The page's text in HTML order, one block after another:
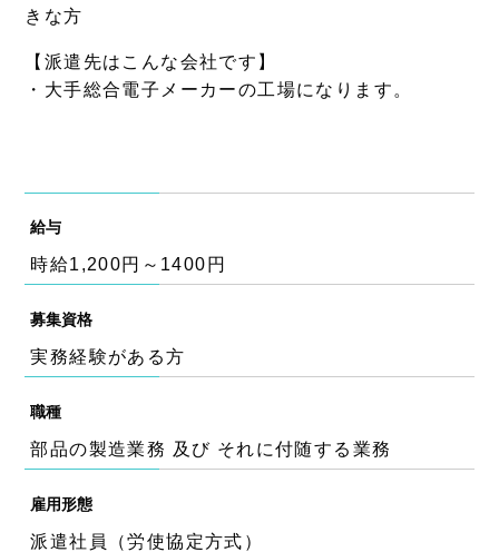
きな方
【派遣先はこんな会社です】
・大手総合電子メーカーの工場になります。
給与
時給1,200円～1400円
募集資格
実務経験がある方
職種
部品の製造業務 及び それに付随する業務
雇用形態
派遣社員（労使協定方式）